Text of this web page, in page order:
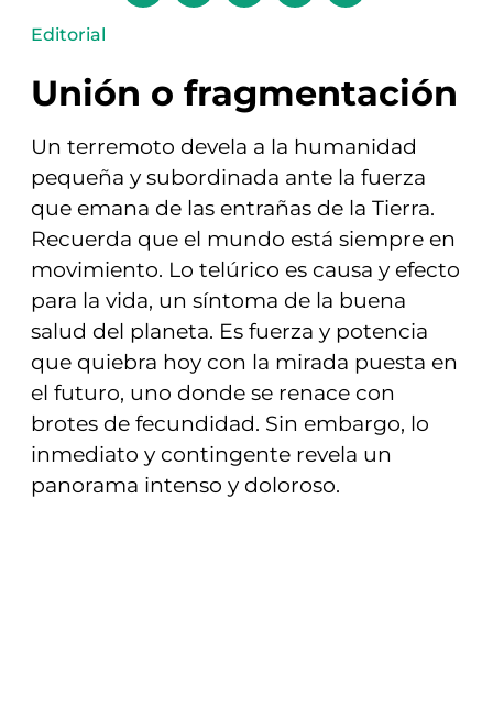
Editorial
Unión o fragmentación
Un terremoto devela a la humanidad
pequeña y subordinada ante la fuerza
que emana de las entrañas de la Tierra.
Recuerda que el mundo está siempre en
movimiento. Lo telúrico es causa y efecto
para la vida, un síntoma de la buena
salud del planeta. Es fuerza y potencia
que quiebra hoy con la mirada puesta en
el futuro, uno donde se renace con
brotes de fecundidad. Sin embargo, lo
inmediato y contingente revela un
panorama intenso y doloroso.